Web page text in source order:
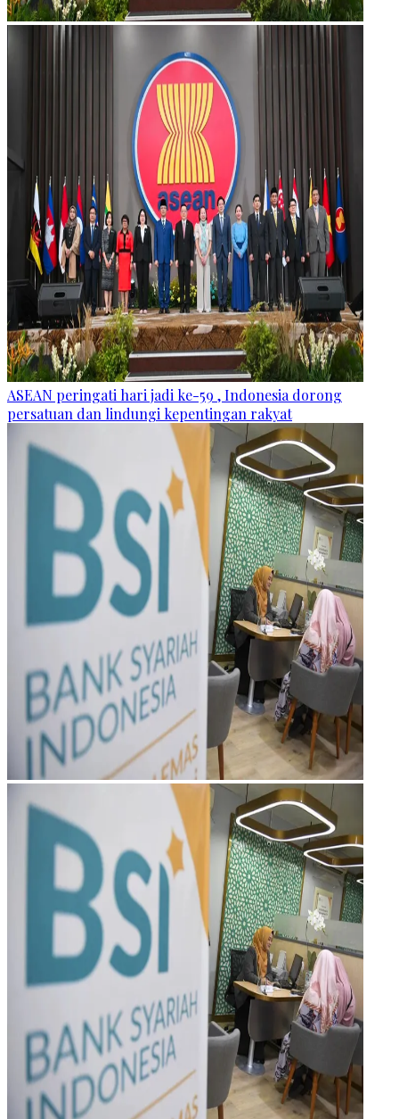
ASEAN peringati hari jadi ke-59 , Indonesia dorong
persatuan dan lindungi kepentingan rakyat